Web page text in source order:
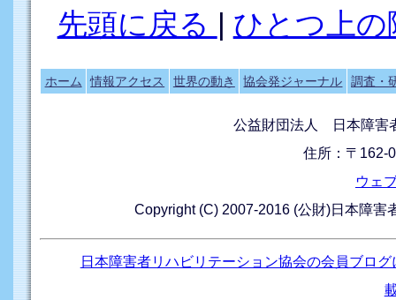
先頭に戻る ひとつ上の
ホーム 情報アクセス 世界の動き 協会発ジャーナル 調査・
公益財団法人 日本障害
住所：〒162-
ウェ
Copyright (C) 2007-2016 (公財)日本障
日本障害者リハビリテーション協会の会員ブロ